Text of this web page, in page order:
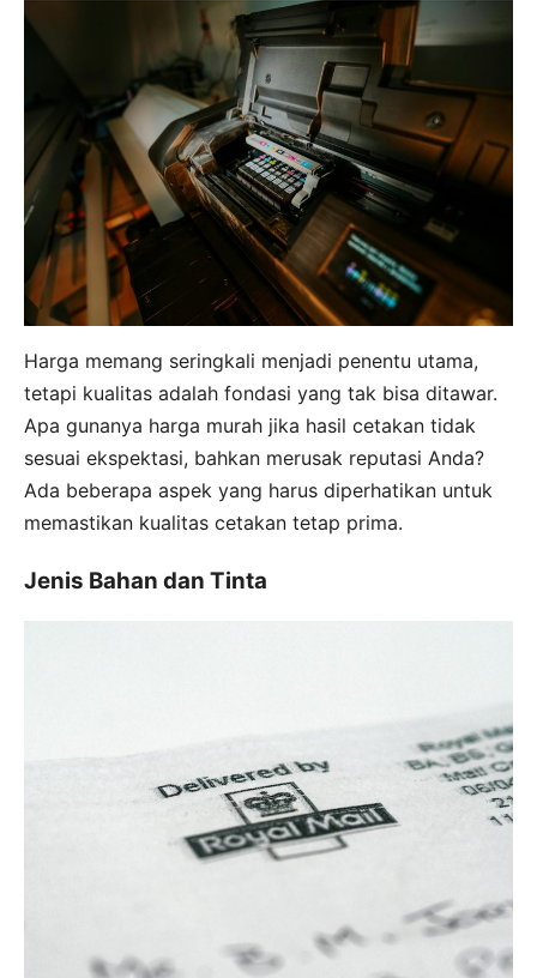
Harga memang seringkali menjadi penentu utama,
tetapi kualitas adalah fondasi yang tak bisa ditawar.
Apa gunanya harga murah jika hasil cetakan tidak
sesuai ekspektasi, bahkan merusak reputasi Anda?
Ada beberapa aspek yang harus diperhatikan untuk
memastikan kualitas cetakan tetap prima.
Jenis Bahan dan Tinta